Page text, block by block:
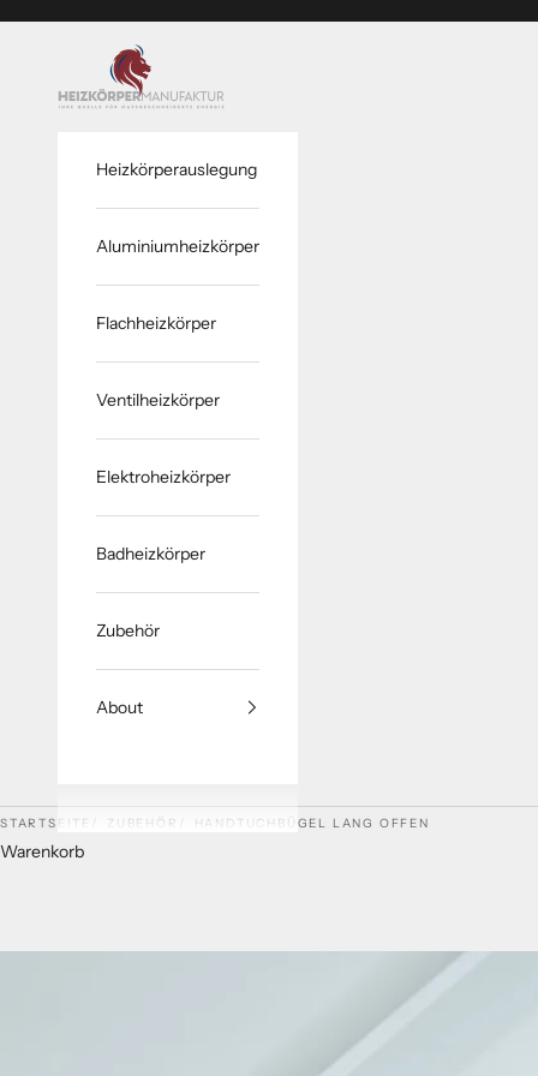
www.heizkoerper-manufaktur.de
Heizkörperauslegung
Aluminiumheizkörper
Flachheizkörper
Ventilheizkörper
Elektroheizkörper
Badheizkörper
Zubehör
About
STARTSEITE ZUBEHÖR HANDTUCHBÜGEL LANG OFFEN
Warenkorb